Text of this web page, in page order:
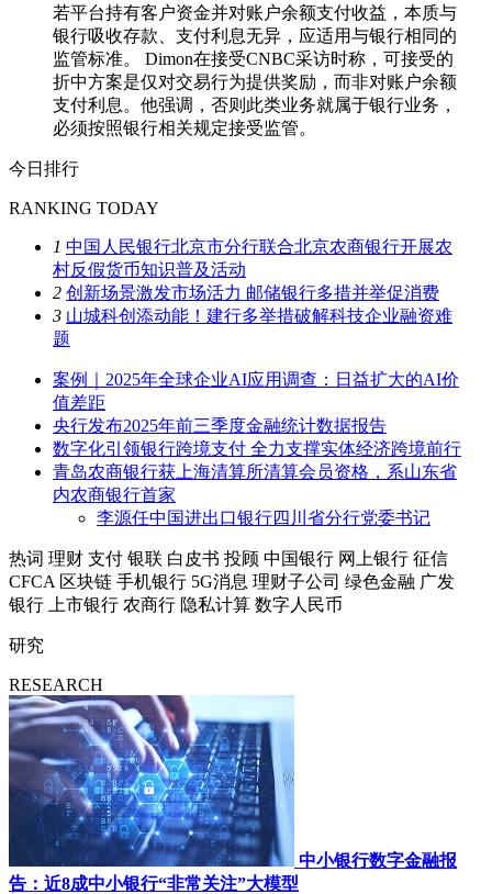
若平台持有客户资金并对账户余额支付收益，本质与
银行吸收存款、支付利息无异，应适用与银行相同的
监管标准。 Dimon在接受CNBC采访时称，可接受的
折中方案是仅对交易行为提供奖励，而非对账户余额
支付利息。他强调，否则此类业务就属于银行业务，
必须按照银行相关规定接受监管。
今日排行
RANKING TODAY
1 中国人民银行北京市分行联合北京农商银行开展农
村反假货币知识普及活动
2 创新场景激发市场活力 邮储银行多措并举促消费
3 山城科创添动能！建行多举措破解科技企业融资难
题
案例｜2025年全球企业AI应用调查：日益扩大的AI价
值差距
央行发布2025年前三季度金融统计数据报告
数字化引领银行跨境支付 全力支撑实体经济跨境前行
青岛农商银行获上海清算所清算会员资格，系山东省
内农商银行首家
李源任中国进出口银行四川省分行党委书记
热词 理财 支付 银联 白皮书 投顾 中国银行 网上银行 征信
CFCA 区块链 手机银行 5G消息 理财子公司 绿色金融 广发
银行
上市银行 农商行 隐私计算 数字人民币
研究
RESEARCH
中小银行数字金融报
告：近8成中小银行“非常关注”大模型